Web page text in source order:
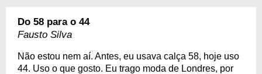
Do 58 para o 44
Fausto Silva
Não estou nem aí. Antes, eu usava calça 58, hoje uso
44. Uso o que gosto. Eu trago moda de Londres, por